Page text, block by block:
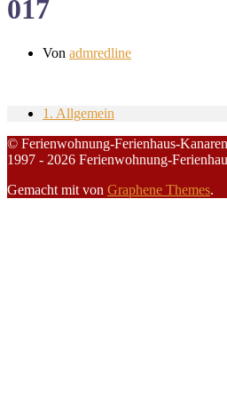
017
Von admredline
1. Allgemein
© Ferienwohnung-Ferienhaus-Kanaren
1997 - 2026 Ferienwohnung-
Gemacht mit von Graphene Themes.